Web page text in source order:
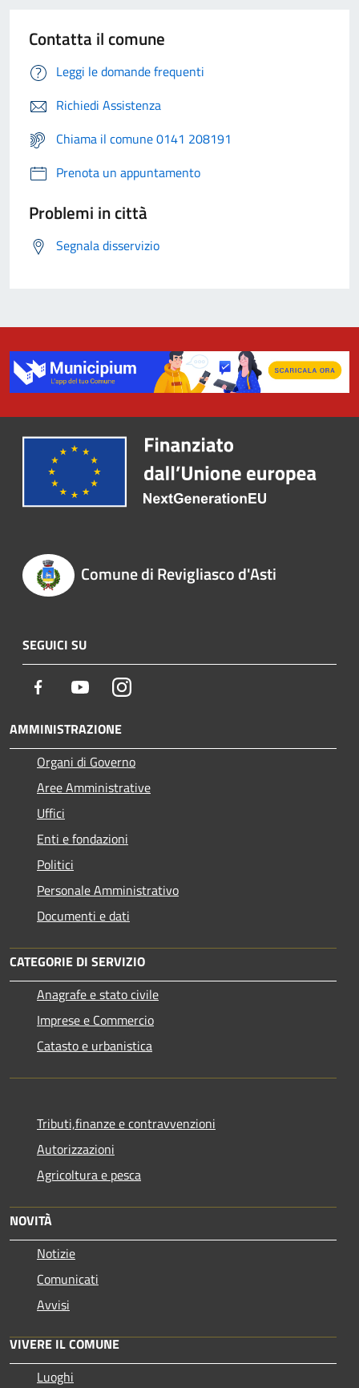
Contatta il comune
Leggi le domande frequenti
Richiedi Assistenza
Chiama il comune 0141 208191
Prenota un appuntamento
Problemi in città
Segnala disservizio
Comune di Revigliasco d'Asti
SEGUICI SU
Facebook YoutubeInstagram
AMMINISTRAZIONE
Organi di Governo
Aree Amministrative
Uffici
Enti e fondazioni
Politici
Personale Amministrativo
Documenti e dati
CATEGORIE DI SERVIZIO
Anagrafe e stato civile
Imprese e Commercio
Catasto e urbanistica
Tributi,finanze e contravvenzioni
Autorizzazioni
Agricoltura e pesca
NOVITÀ
Notizie
Comunicati
Avvisi
VIVERE IL COMUNE
Luoghi